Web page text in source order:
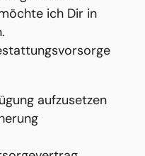
ich Dir in
aufzusetzen